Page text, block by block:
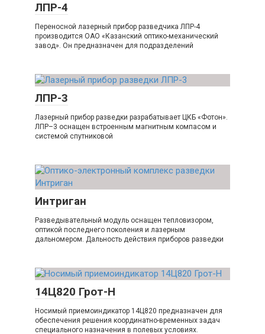
ЛПР-4
Переносной лазерный прибор разведчика ЛПР-4
производится ОАО «Казанский оптико-механический
завод». Он предназначен для подразделений
ЛПР-3
Лазерный прибор разведки разрабатывает ЦКБ «Фотон».
ЛПР–3 оснащен встроенным магнитным компасом и
системой спутниковой
Интриган
Разведывательный модуль оснащен тепловизором,
оптикой последнего поколения и лазерным
дальномером. Дальность действия приборов разведки
14Ц820 Грот-Н
Носимый приемоиндикатор 14Ц820 предназначен для
обеспечения решения координатно-временных задач
специального назначения в полевых условиях.